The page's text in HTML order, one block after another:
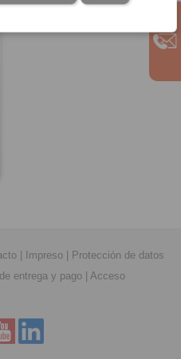
Impreso
Protección de datos
entrega y pago| Acceso